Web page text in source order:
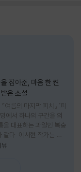
잡아준, 마음 한 켠
은 소설
여름의 마지막 피치』 '피
에서 하나의 구간을 의
을 대표하는 과일인 복숭
다. 이서현 작가는 이
이 전하고 싶은 메시지
계절인 여름. 하지만
뷰